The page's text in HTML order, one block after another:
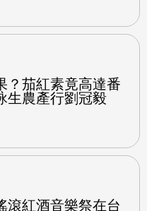
？茄紅素竟高達番
生農產行劉冠毅
滾紅酒音樂祭在台